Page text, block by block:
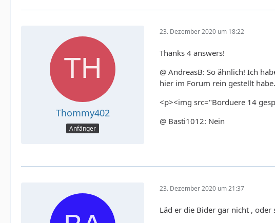
Thommy402
Anfänger
23. Dezember 2020 um 18:22
Thanks 4 answers!
@ AndreasB: So ähnlich! Ich
hier im Forum rein gestellt
<p><img src="Borduere 14
@ Basti1012: Nein
23. Dezember 2020 um 21:37
Läd er die Bider gar nicht , oder